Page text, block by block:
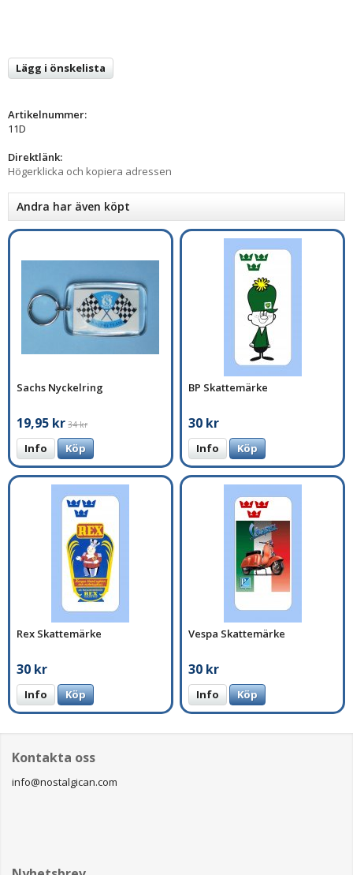
Lägg i önskelista
Artikelnummer:
11D
Direktlänk:
Högerklicka och kopiera adressen
Andra har även köpt
Sachs Nyckelring
19,95 kr 34 kr
Info Köp
BP Skattemärke
30 kr
Info Köp
Rex Skattemärke
30 kr
Info Köp
Vespa Skattemärke
30 kr
Info Köp
Kontakta oss
info@nostalgican.com